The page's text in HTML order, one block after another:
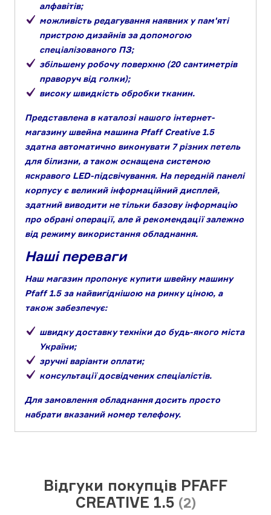
алфавітів;
можливість редагування наявних у пам'яті
пристрою дизайнів за допомогою
спеціалізованого ПЗ;
збільшену робочу поверхню (20 сантиметрів
праворуч від голки);
високу швидкість обробки тканин.
Представлена в каталозі нашого інтернет-
магазину швейна машина Pfaff Creative 1.5
здатна автоматично виконувати 7 різних петель
для білизни, а також оснащена системою
яскравого LED-підсвічування. На передній панелі
корпусу є великий інформаційний дисплей,
здатний виводити не тільки базову інформацію
про обрані операції, але й рекомендації залежно
від режиму використання обладнання.
Наші переваги
Наш магазин пропонує купити швейну машину
Pfaff 1.5 за найвигіднішою на ринку ціною, а
також забезпечує:
швидку доставку техніки до будь-якого міста
України;
зручні варіанти оплати;
консультації досвідчених спеціалістів.
Для замовлення обладнання досить просто
набрати вказаний номер телефону.
Відгуки покупців PFAFF
CREATIVE 1.5 (2)